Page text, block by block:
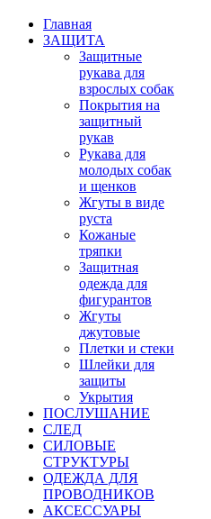
Главная
ЗАЩИТА
Защитные
рукава для
взрослых собак
Покрытия на
защитный
рукав
Рукава для
молодых собак
и щенков
Жгуты в виде
руста
Кожаные
тряпки
Защитная
одежда для
фигурантов
Жгуты
джутовые
Плетки и стеки
Шлейки для
защиты
Укрытия
ПОСЛУШАНИЕ
СЛЕД
СИЛОВЫЕ
СТРУКТУРЫ
ОДЕЖДА ДЛЯ
ПРОВОДНИКОВ
АКСЕССУАРЫ